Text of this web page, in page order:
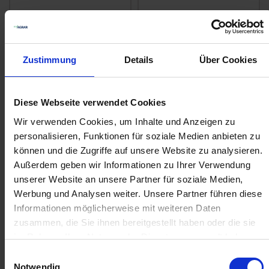
Zustimmung Details Über Cookies
Diese Webseite verwendet Cookies
Wir verwenden Cookies, um Inhalte und Anzeigen zu
personalisieren, Funktionen für soziale Medien anbieten zu
können und die Zugriffe auf unsere Website zu analysieren.
Außerdem geben wir Informationen zu Ihrer Verwendung
unserer Website an unsere Partner für soziale Medien,
Werbung und Analysen weiter. Unsere Partner führen diese
Informationen möglicherweise mit weiteren Daten
zusammen, die Sie ihnen bereitgestellt haben oder die sie
im Rahmen Ihrer Nutzung der Dienste gesammelt haben.
Notwendig
Filterhahn kpl.
zzgl. MwSt.
384,94 € / St
IN DEN
Alternativhahn
7206300
zzgl. MwSt.
136,55 € / St
Anmelden für Ihren persönlichen Preis
26,85 € / St
26,85 € pro 1 Stück